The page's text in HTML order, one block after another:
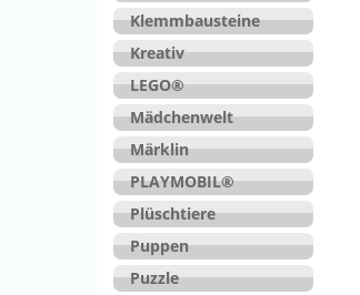
Klemmbausteine
Kreativ
LEGO®
Mädchenwelt
Märklin
PLAYMOBIL®
Plüschtiere
Puppen
Puzzle